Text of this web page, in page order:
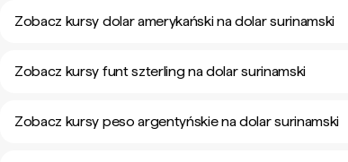
Zobacz kursy dolar amerykański na dolar surinamski
Zobacz kursy funt szterling na dolar surinamski
Zobacz kursy peso argentyńskie na dolar surinamski